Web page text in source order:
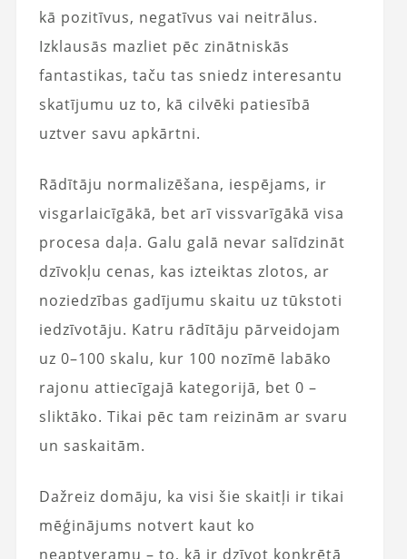
kā pozitīvus, negatīvus vai neitrālus.
Izklausās mazliet pēc zinātniskās
fantastikas, taču tas sniedz interesantu
skatījumu uz to, kā cilvēki patiesībā
uztver savu apkārtni.
Rādītāju normalizēšana, iespējams, ir
visgarlaicīgākā, bet arī vissvarīgākā visa
procesa daļa. Galu galā nevar salīdzināt
dzīvokļu cenas, kas izteiktas zlotos, ar
noziedzības gadījumu skaitu uz tūkstoti
iedzīvotāju. Katru rādītāju pārveidojam
uz 0–100 skalu, kur 100 nozīmē labāko
rajonu attiecīgajā kategorijā, bet 0 –
sliktāko. Tikai pēc tam reizinām ar svaru
un saskaitām.
Dažreiz domāju, ka visi šie skaitļi ir tikai
mēģinājums notvert kaut ko
neaptveramu – to, kā ir dzīvot konkrētā